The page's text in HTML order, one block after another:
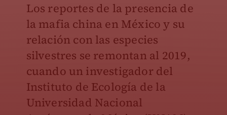
Los reportes de la presencia de
la mafia china en México y su
relación con las especies
silvestres se remontan al 2019,
cuando un investigador del
Instituto de Ecología de la
Universidad Nacional